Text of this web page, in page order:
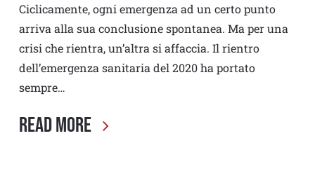
Ciclicamente, ogni emergenza ad un certo punto
arriva alla sua conclusione spontanea. Ma per una
crisi che rientra, un’altra si affaccia. Il rientro
dell’emergenza sanitaria del 2020 ha portato
sempre…
Read More